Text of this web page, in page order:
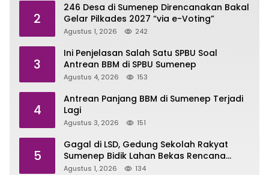
2
246 Desa di Sumenep Direncanakan Bakal
Gelar Pilkades 2027 “via e-Voting”
Agustus 1, 2026 242
3
Ini Penjelasan Salah Satu SPBU Soal
Antrean BBM di SPBU Sumenep
Agustus 4, 2026 153
4
Antrean Panjang BBM di Sumenep Terjadi
Lagi
Agustus 3, 2026 151
5
Gagal di LSD, Gedung Sekolah Rakyat
Sumenep Bidik Lahan Bekas Rencana
Sport Center
Agustus 1, 2026 134